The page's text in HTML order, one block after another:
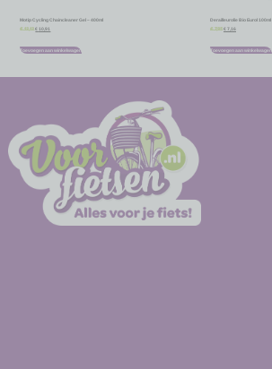
Motip Cycling Chaincleaner Gel – 400ml
€12,12 € 10,91
Toevoegen aan winkelwagen
Derailleurolie Bio Eurol 100ml
€ 7,95 € 7,16
Toevoegen aan winkelwagen